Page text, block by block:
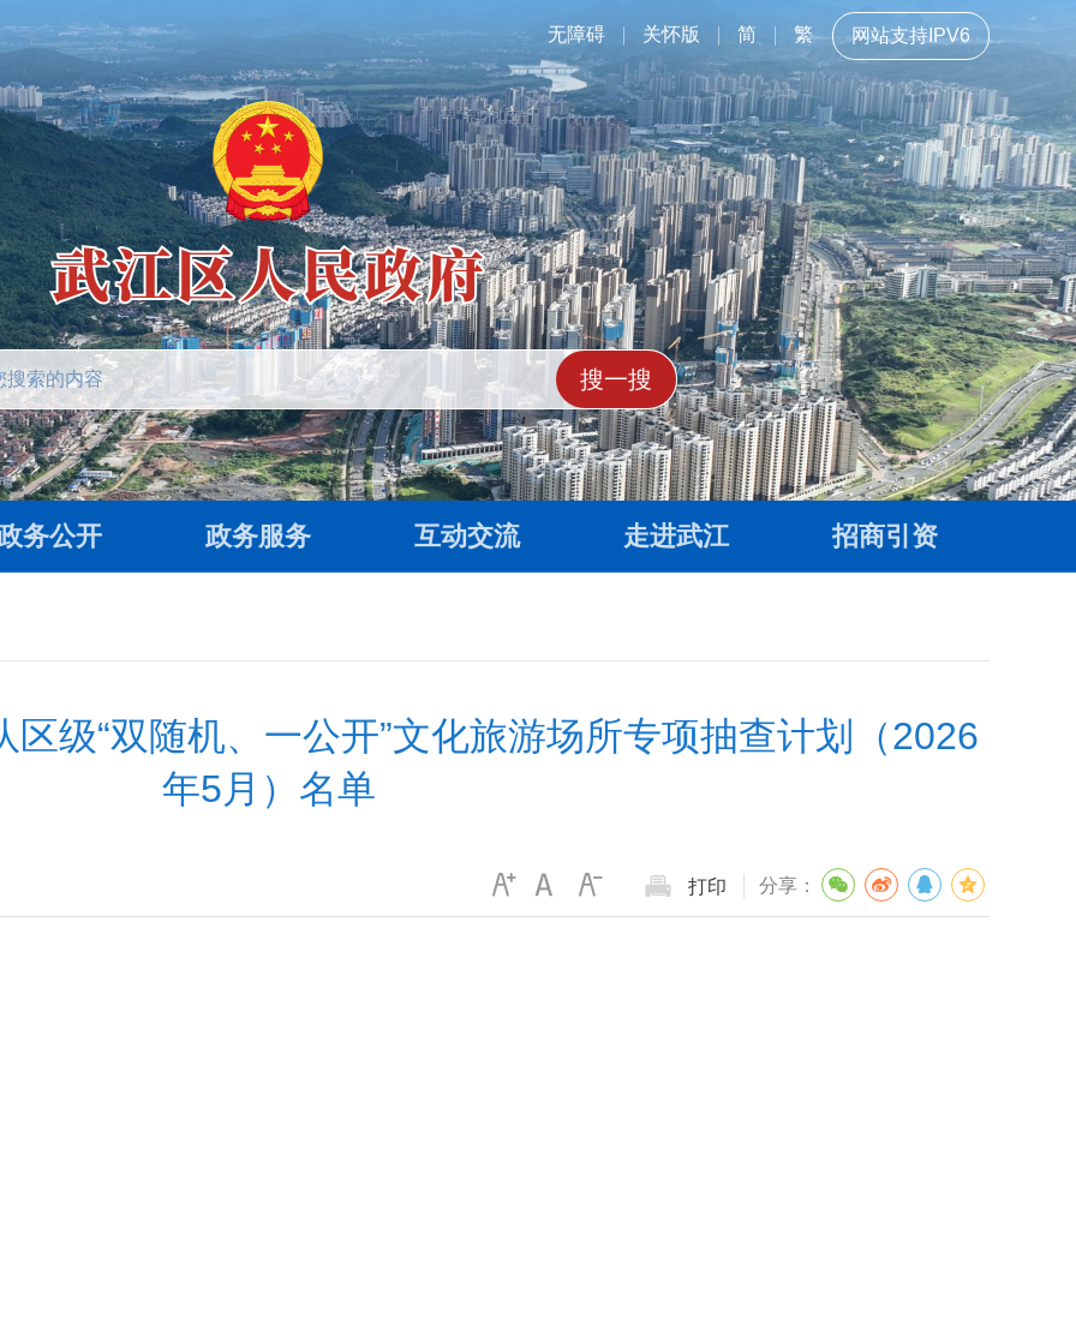
无障碍 关怀版 简 繁 网站支持IPV6
务公开 政务服务 互动交流 走进武江 招商引资
级“双随机、一公开”文化旅游场所专项抽查计划（2026
年5月）名单
打印 分享：